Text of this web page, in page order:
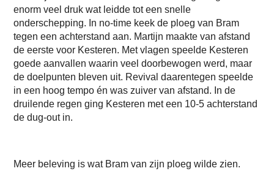
enorm veel druk wat leidde tot een snelle
onderschepping. In no-time keek de ploeg van Bram
tegen een achterstand aan. Martijn maakte van afstand
de eerste voor Kesteren. Met vlagen speelde Kesteren
goede aanvallen waarin veel doorbewogen werd, maar
de doelpunten bleven uit. Revival daarentegen speelde
in een hoog tempo én was zuiver van afstand. In de
druilende regen ging Kesteren met een 10-5 achterstand
de dug-out in.
Meer beleving is wat Bram van zijn ploeg wilde zien.